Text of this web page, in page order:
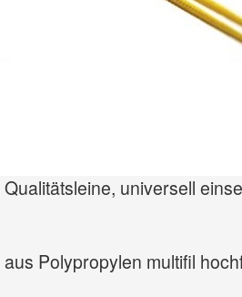
universell
Polypropylen multifil